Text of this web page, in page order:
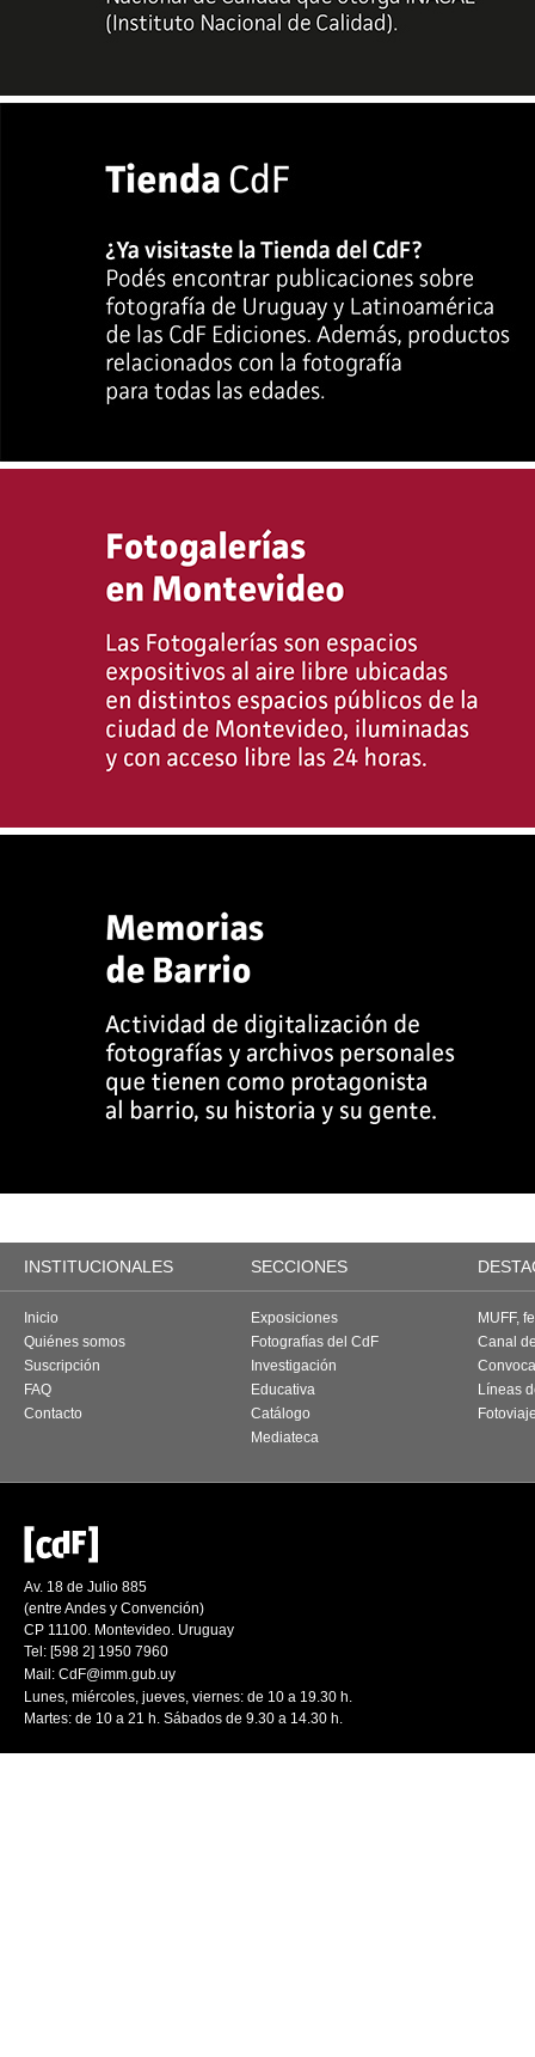
INSTITUCIONALES SECCIONES
Inicio
Quiénes somos
Suscripción
FAQ
Contacto
Exposiciones
Fotografías del CdF
Investigación
Educativa
Catálogo
Mediateca
MUFF,
Canal
Líneas
Av. 18 de Julio 885
(entre Andes y Convención)
CP 11100. Montevideo. Uruguay
Tel: [598 2] 1950 7960
Mail: CdF@imm.gub.uy
Lunes, miércoles, jueves, viernes: de 10 a 19.30 h.
Martes: de 10 a 21 h. Sábados de 9.30 a 14.30 h.